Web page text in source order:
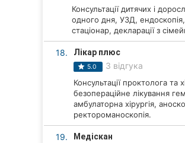
Консультації дитячих і
одного дня, УЗД,
стаціонар, декларації з
18. Лікар плюс
5.0 3 відгука
Консультації проктолога та
безопераційне лікування
амбулаторна хірургія,
ректороманоскопія.
19. Медіскан